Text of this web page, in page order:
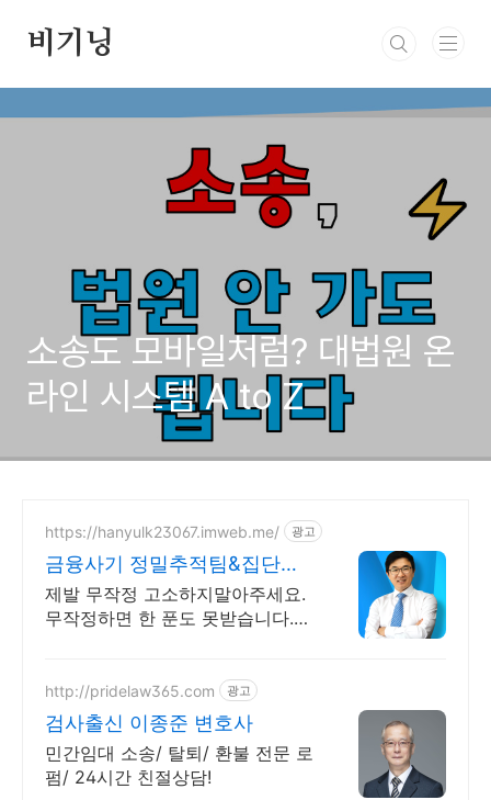
비기닝
소송도 모바일처럼? 대법원 온
라인 시스템 A to Z
https://hanyulk23067.imweb.me/ 광고
금융사기 정밀추적팀&집단대
응 전액승소(3억7천) 사례보유
제발 무작정 고소하지말아주세요.
무작정하면 한 푼도 못받습니다.
http://pridelaw365.com 광고
검사출신 이종준 변호사
민간임대 소송/ 탈퇴/ 환불 전문 로
펌/ 24시간 친절상담!